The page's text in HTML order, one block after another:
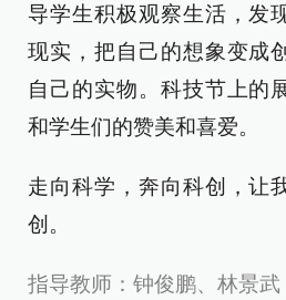
导学生积极观察生活，发
现实，把自己的想象变成
自己的实物。科技节上的
和学生们的赞美和喜爱。
走向科学，奔向科创，让
创。
指导教师：钟俊鹏、林景武